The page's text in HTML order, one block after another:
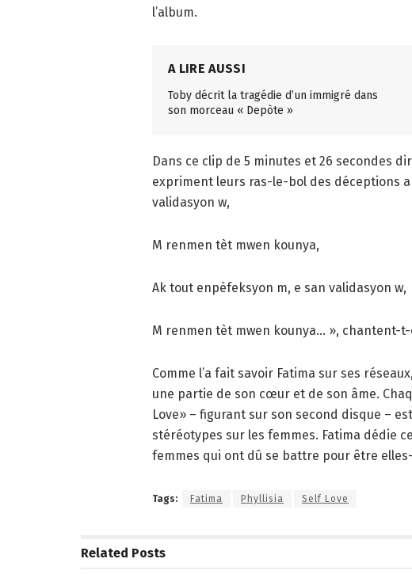
l’album.
A LIRE AUSSI
Toby décrit la tragédie d’un immigré dans
son morceau « Depòte »
Dans ce clip de 5 minutes et 26 secondes
expriment leurs ras-le-bol des déceptions
validasyon w,
M renmen tèt mwen kounya,
Ak tout enpèfeksyon m, e san validasyon w,
M renmen tèt mwen kounya… », chantent-t-
Comme l’a fait savoir Fatima sur ses
une partie de son cœur et de son âme.
Love» – figurant sur son second disque –
stéréotypes sur les femmes. Fatima dédie
femmes qui ont dû se battre pour être
Tags: Fatima Phyllisia Self Love
Related Posts